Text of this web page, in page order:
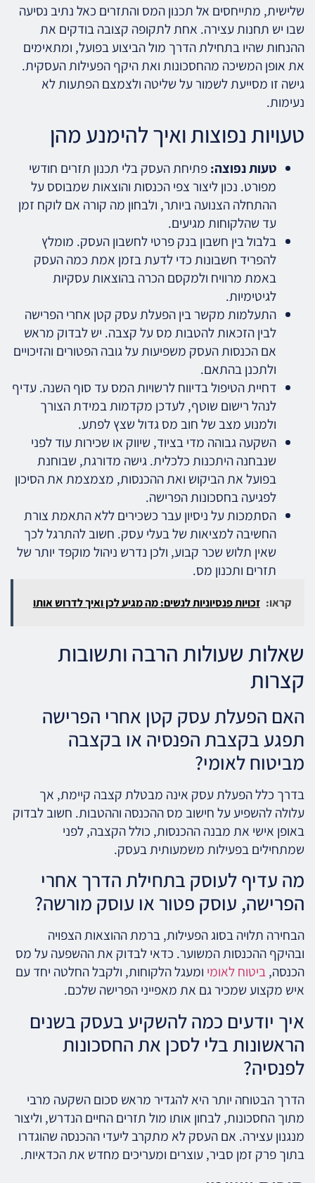
שלישית, מתייחסים אל תכנון המס והתזרים כאל נתיב נסיעה
שבו יש תחנות עצירה. אחת לתקופה קצובה בודקים את
ההנחות שהיו בתחילת הדרך מול הביצוע בפועל, ומתאימים
את אופן המשיכה מהחסכונות ואת היקף הפעילות העסקית.
גישה זו מסייעת לשמור על שליטה ולצמצם הפתעות לא
נעימות.
טעויות נפוצות ואיך להימנע מהן
טעות נפוצה:פתיחת העסק בלי תכנון תזרים חודשי
מפורט. נכון ליצור צפי הכנסות והוצאות שמבוסס על
ההתחלה הצנועה ביותר, ולבחון מה קורה אם לוקח זמן
עד שהלקוחות מגיעים.
בלבול בין חשבון בנק פרטי לחשבון העסק. מומלץ
להפריד חשבונות כדי לדעת בזמן אמת כמה העסק
באמת מרוויח ולמקסם הכרה בהוצאות עסקיות
לגיטימיות.
התעלמות מקשר בין הפעלת עסק קטן אחרי הפרישה
לבין הזכאות להטבות מס על קצבה. יש לבדוק מראש
אם הכנסות העסק משפיעות על גובה הפטורים והזיכויים
ולתכנן בהתאם.
דחיית הטיפול בדיווח לרשויות המס עד סוף השנה. עדיף
לנהל רישום שוטף, לעדכן מקדמות במידת הצורך
ולמנוע מצב של חוב מס גדול שצץ לפתע.
השקעה גבוהה מדי בציוד, שיווק או שכירות עוד לפני
שנבחנה היתכנות כלכלית. גישה מדורגת, שבוחנת
בפועל את הביקוש ואת ההכנסות, מצמצמת את הסיכון
לפגיעה בחסכונות הפרישה.
הסתמכות על ניסיון עבר כשכירים ללא התאמת צורת
החשיבה למציאות של בעלי עסק. חשוב להתרגל לכך
שאין תלוש שכר קבוע, ולכן נדרש ניהול מוקפד יותר של
תזרים ותכנון מס.
קראו: זכויות פנסיוניות לנשים: מה מגיע לכן ואיך לדרוש אותו
שאלות שעולות הרבה ותשובות
קצרות
האם הפעלת עסק קטן אחרי הפרישה
תפגע בקצבת הפנסיה או בקצבה
מביטוח לאומי?
בדרך כלל הפעלת עסק אינה מבטלת קצבה קיימת, אך
עלולה להשפיע על חישוב מס ההכנסה וההטבות. חשוב לבדוק
באופן אישי את מבנה ההכנסות, כולל הקצבה, לפני
שמתחילים בפעילות משמעותית בעסק.
מה עדיף לעוסק בתחילת הדרך אחרי
הפרישה, עוסק פטור או עוסק מורשה?
הבחירה תלויה בסוג הפעילות, ברמת ההוצאות הצפויה
ובהיקף ההכנסות המשוער. כדאי לבדוק את ההשפעה על מס
הכנסה,ביטוח לאומי ומעגל הלקוחות, ולקבל החלטה יחד עם
איש מקצוע שמכיר גם את מאפייני הפרישה שלכם.
איך יודעים כמה להשקיע בעסק בשנים
הראשונות בלי לסכן את החסכונות
לפנסיה?
הדרך הבטוחה יותר היא להגדיר מראש סכום השקעה מרבי
מתוך החסכונות, לבחון אותו מול תזרים החיים הנדרש, וליצור
מנגנון עצירה. אם העסק לא מתקרב ליעדי ההכנסה שהוגדרו
בתוך פרק זמן סביר, עוצרים ומעריכים מחדש את הכדאיות.